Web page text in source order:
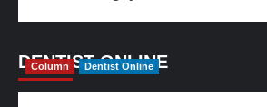
DENTIST ONLINE
Column Dentist Online